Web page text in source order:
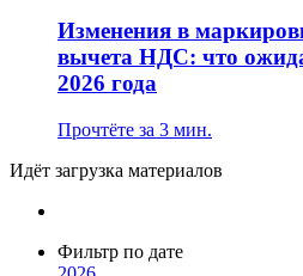
Изменения в
вычета НДС: что
2026 года
Прочтёте за 3 мин.
Идёт загрузка материалов
Фильтр по дате